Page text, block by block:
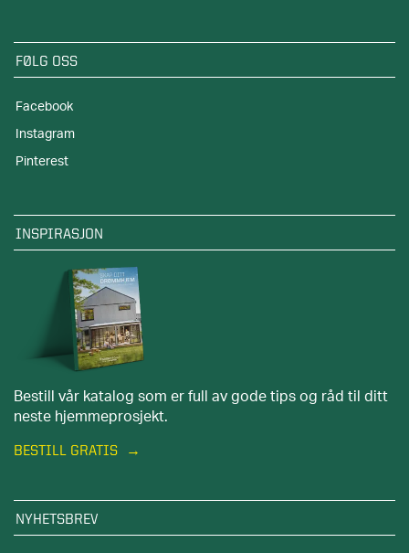
FØLG OSS
Facebook
Instagram
Pinterest
INSPIRASJON
Bestill vår katalog som er full av gode tips og råd til ditt
neste hjemmeprosjekt.
BESTILL GRATIS
NYHETSBREV